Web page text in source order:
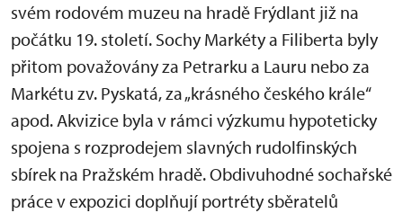
svém rodovém muzeu na hradě Frýdlant již na
počátku 19. století. Sochy Markéty a Filiberta byly
přitom považovány za Petrarku a Lauru nebo za
Markétu zv. Pyskatá, za „krásného českého krále“
apod. Akvizice byla v rámci výzkumu hypoteticky
spojena s rozprodejem slavných rudolfinských
sbírek na Pražském hradě. Obdivuhodné sochařské
práce v expozici doplňují portréty sběratelů